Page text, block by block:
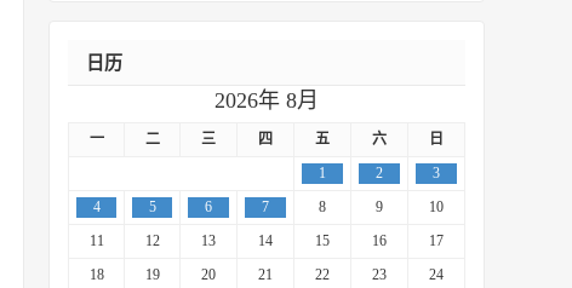
日历
2026年 8月
一 二 三 四 五 六
日
1
2
3
4
5 6 7 8 9
10
11
12 13 14 15 16
17
18
19 20 21 22 23
24